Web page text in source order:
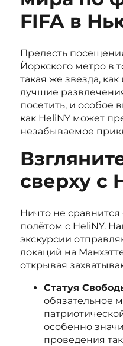
FIFA в
Прелесть
Йоркского метро в
такая же звезда,
лучшие
посетить, и особое
как HeliNY может
незабываемое
сверху с
Ничто не
полётом с HeliNY.
экскурсии
локаций на
открывая
Статуя
обязательное
особенно
проведения